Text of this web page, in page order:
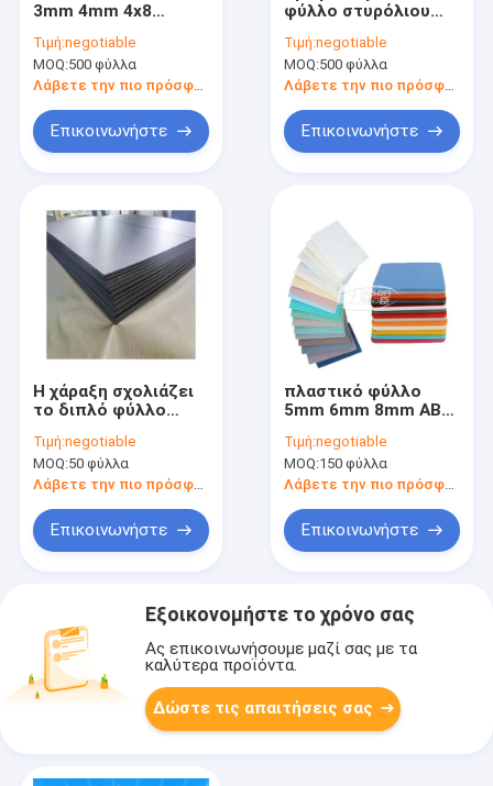
3mm 4mm 4x8
σκληρό άσπρο χρυσό
φύλλων ABS
πλαστικό
Τιμή:negotiable
MOQ:500 φύλλα
Λάβετε την πιο πρόσφατη τιμή
Επικοινωνήστε
φύλλο στυρόλιου
ακρυλονιτρίλιου
8mm ανθεκτικό στα
οξέα
Τιμή:negotiable
MOQ:500 φύλλα
Επικοινωνήστε
Η χάραξη σχολιάζει
το διπλό φύλλο
1.2m ακρυλικό
φύλλο
Τιμή:negotiable
MOQ:50 φύλλα
Λάβετε την πιο πρόσφατη τιμή
Επικοινωνήστε
πλαστικό φύλλο
5mm 6mm 8mm ABS
τυπωμένο πίνακα
διαφημίσεων
Τιμή:negotiable
MOQ:150 φύλλα
Λάβετε την πιο πρόσφατη τιμή
Επικοινωνήστε
Εξοικονομήστε το χρόνο σας
Ας επικοινωνήσουμε μαζί σας με τα
καλύτερα προϊόντα.
Δώστε τις απαιτήσεις σας